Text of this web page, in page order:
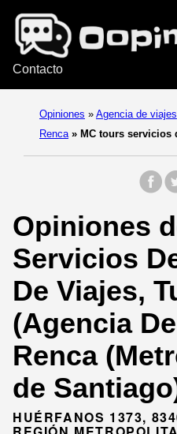
Contacto
Opiniones » Agencia de viajes
Renca » MC tours servicios
Opiniones
Servicios
De Viajes,
(Agencia
Renca
de
HUÉRFANOS 1373,